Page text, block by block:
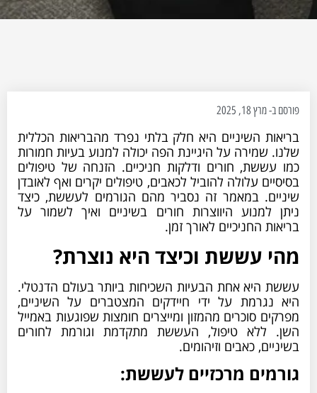
פורסם ב-מרץ 18, 2025
בריאות השיניים היא חלק בלתי נפרד מהבריאות הכללית
שלנו. שמירה על היגיינת הפה יכולה למנוע בעיות חמורות
כמו עששת, חורים ודלקות חניכיים. הזנחה של טיפולים
בסיסיים עלולה להוביל לכאבים, טיפולים יקרים ואף לאובדן
שיניים. במאמר זה נסביר מהם הגורמים לעששת, כיצד
ניתן למנוע היווצרות חורים בשיניים ואיך לשמור על
בריאות החניכיים לאורך זמן.
מהי עששת וכיצד היא נוצרת?
עששת היא אחת הבעיות השכיחות ביותר בעולם הדנטלי.
היא נגרמת על ידי חיידקים המצטברים על השיניים,
מפרקים סוכרים מהמזון ומייצרים חומצות שפוגעות באמייל
השן. ללא טיפול, העששת מתקדמת וגורמת לחורים
בשיניים, כאבים וזיהומים.
גורמים מרכזיים לעששת: